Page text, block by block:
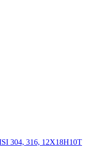
304, 316, 12Х18Н10Т